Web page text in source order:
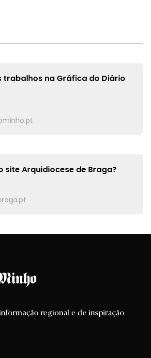
trabalhos na Gráfica do Diário
siteArquidiocese de Braga?
regional e de inspiração